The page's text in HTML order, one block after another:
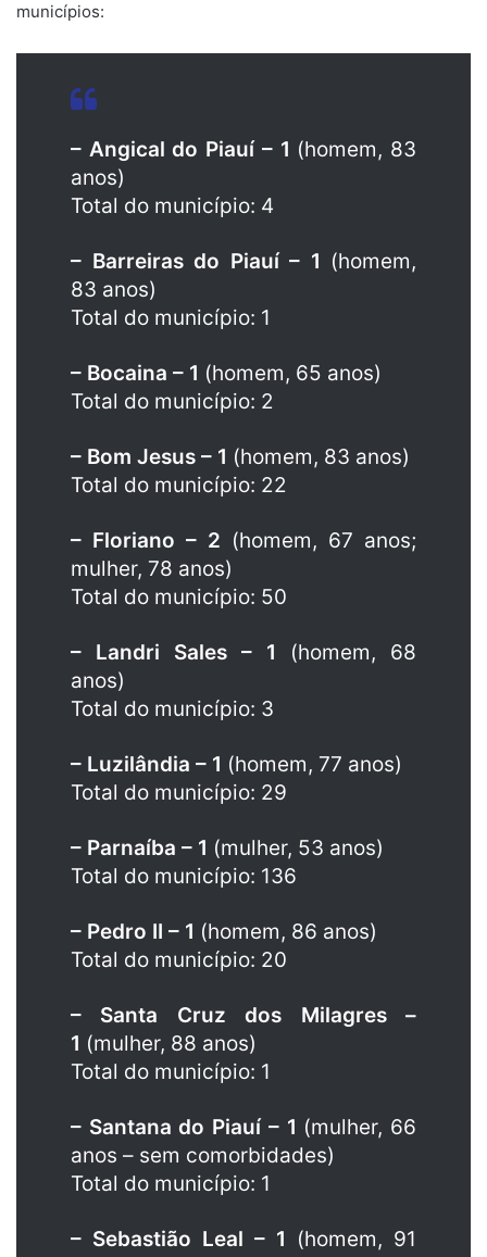
municípios:
– Angical do Piauí – 1 (homem, 83
anos)
Total do município: 4
– Barreiras do Piauí – 1 (homem,
83 anos)
Total do município: 1
– Bocaina – 1 (homem, 65 anos)
Total do município: 2
– Bom Jesus – 1 (homem, 83 anos)
Total do município: 22
– Floriano – 2 (homem, 67 anos;
mulher, 78 anos)
Total do município: 50
– Landri Sales – 1 (homem, 68
anos)
Total do município: 3
– Luzilândia – 1 (homem, 77 anos)
Total do município: 29
– Parnaíba – 1 (mulher, 53 anos)
Total do município: 136
– Pedro II – 1 (homem, 86 anos)
Total do município: 20
– Santa Cruz dos Milagres –
1 (mulher, 88 anos)
Total do município: 1
– Santana do Piauí – 1 (mulher, 66
anos – sem comorbidades)
Total do município: 1
– Sebastião Leal – 1 (homem, 91